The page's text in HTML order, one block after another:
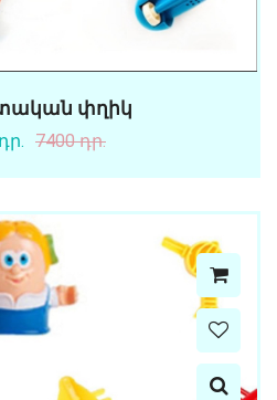
փղիկ
7400 դր.